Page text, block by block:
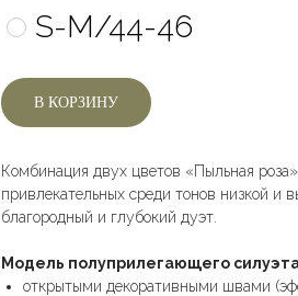
S-M/44-46
В КОРЗИНУ
Комбинация двух цветов «Пыльная
привлекательных среди тонов низкой и
благородный и глубокий дуэт.
Модель полуприлегающего
открытыми декоративными швами